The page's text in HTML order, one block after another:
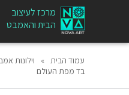
מרכז לעיצוב
הבית והאמבט
עמוד הבית » וילונות
בד מפת העולם